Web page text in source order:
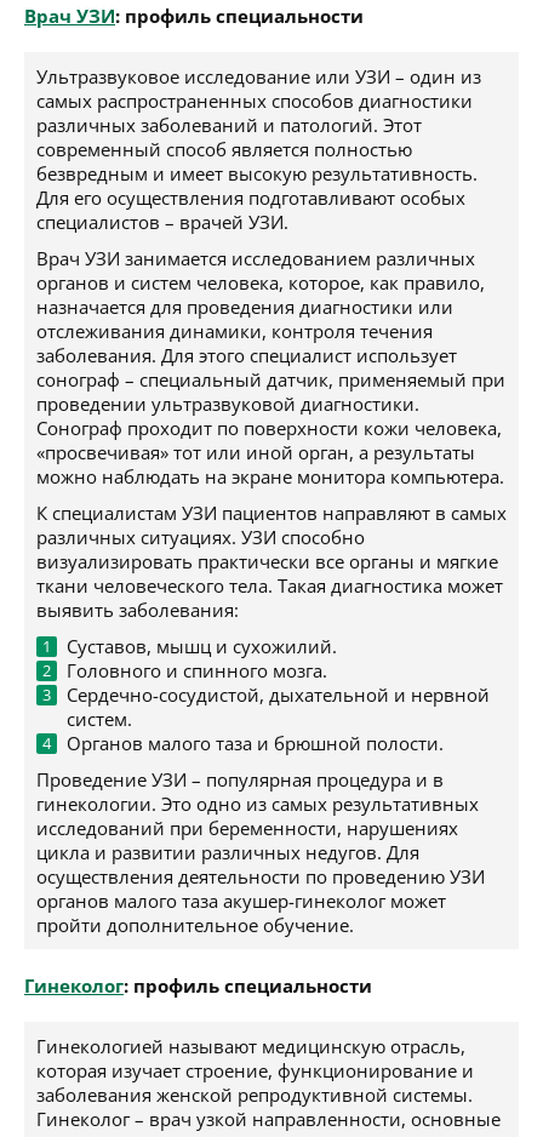
Врач УЗИ: профиль специальности
Ультразвуковое исследование или УЗИ – один из
самых распространенных способов диагностики
различных заболеваний и патологий. Этот
современный способ является полностью
безвредным и имеет высокую результативность.
Для его осуществления подготавливают особых
специалистов – врачей УЗИ.
Врач УЗИ занимается исследованием различных
органов и систем человека, которое, как правило,
назначается для проведения диагностики или
отслеживания динамики, контроля течения
заболевания. Для этого специалист использует
сонограф – специальный датчик, применяемый при
проведении ультразвуковой диагностики.
Сонограф проходит по поверхности кожи человека,
«просвечивая» тот или иной орган, а результаты
можно наблюдать на экране монитора компьютера.
К специалистам УЗИ пациентов направляют в самых
различных ситуациях. УЗИ способно
визуализировать практически все органы и мягкие
ткани человеческого тела. Такая диагностика может
выявить заболевания:
Суставов, мышц и сухожилий.
Головного и спинного мозга.
Сердечно-сосудистой, дыхательной и нервной
систем.
Органов малого таза и брюшной полости.
Проведение УЗИ – популярная процедура и в
гинекологии. Это одно из самых результативных
исследований при беременности, нарушениях
цикла и развитии различных недугов. Для
осуществления деятельности по проведению УЗИ
органов малого таза акушер-гинеколог может
пройти дополнительное обучение.
Гинеколог: профиль специальности
Гинекологией называют медицинскую отрасль,
которая изучает строение, функционирование и
заболевания женской репродуктивной системы.
Гинеколог – врач узкой направленности, основные